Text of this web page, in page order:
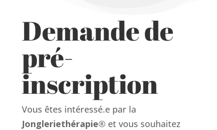
Demande de
pré-
inscription
Vous êtes intéressé.e par la
Jongleriethérapie® et vous souhaitez